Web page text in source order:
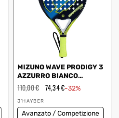
MIZUNO WAVE PRODIGY 3
AZZURRO BIANCO
J1GC2010 01
Prezzo
regolare
110,00 € Prezzo
scontato
74,34 €-32%
Fornitore:
J'HAYBER
Avanzato / Competizione